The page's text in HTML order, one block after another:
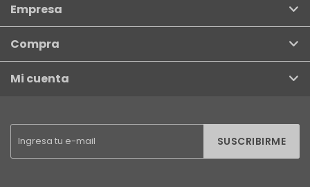
SUSCRIBIRME
Empresa
Compra
Mi cuenta